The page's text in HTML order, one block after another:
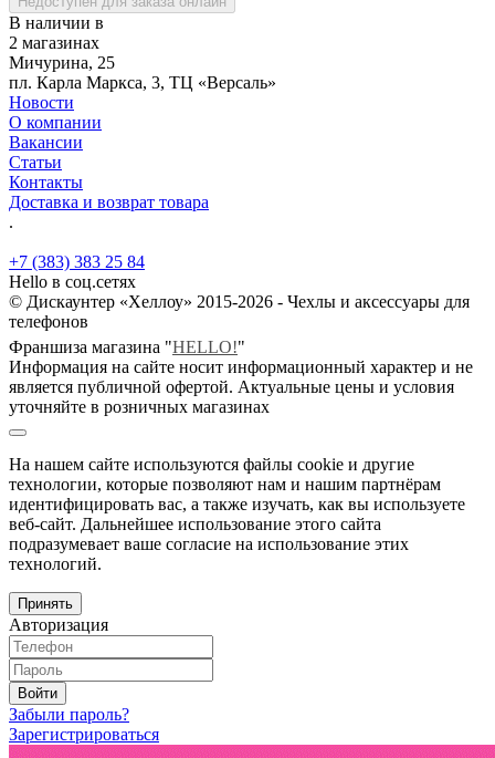
В наличии в
2 магазинах
Мичурина, 25
пл. Карла Маркса, 3, ТЦ «Версаль»
Новости
О компании
Вакансии
Статьи
Контакты
Доставка и возврат товара
.
+7 (383) 383 25 84
Hello в соц.сетях
© Дискаунтер «Хеллоу» 2015-2026 - Чехлы и аксессуары для
телефонов
Франшиза магазина "HELLO!"
Информация на сайте носит информационный характер и не
является публичной офертой. Актуальные цены и условия
уточняйте в розничных магазинах
На нашем сайте используются файлы cookie и другие
технологии, которые позволяют нам и нашим партнёрам
идентифицировать вас, а также изучать, как вы используете
веб-сайт. Дальнейшее использование этого сайта
подразумевает ваше согласие на использование этих
технологий.
Принять
Авторизация
Войти
Забыли пароль?
Зарегистрироваться